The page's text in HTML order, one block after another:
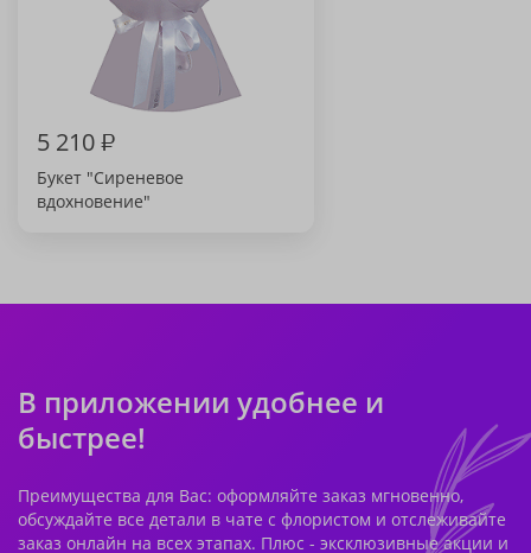
5 210₽
Букет "Сиреневое
вдохновение"
В приложении удобнее и
быстрее!
Преимущества для Вас: оформляйте заказ мгновенно,
обсуждайте все детали в чате с флористом и отслеживайте
заказ онлайн на всех этапах. Плюс - эксклюзивные акции и